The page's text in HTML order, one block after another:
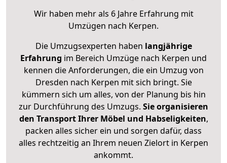
Wir haben mehr als 6 Jahre Erfahrung mit
Umzügen nach Kerpen.
Die Umzugsexperten haben langjährige
Erfahrung im Bereich Umzüge nach Kerpen und
kennen die Anforderungen, die ein Umzug von
Dresden nach Kerpen mit sich bringt. Sie
kümmern sich um alles, von der Planung bis hin
zur Durchführung des Umzugs. Sie organisieren
den Transport Ihrer Möbel und Habseligkeiten,
packen alles sicher ein und sorgen dafür, dass
alles rechtzeitig an Ihrem neuen Zielort in Kerpen
ankommt.